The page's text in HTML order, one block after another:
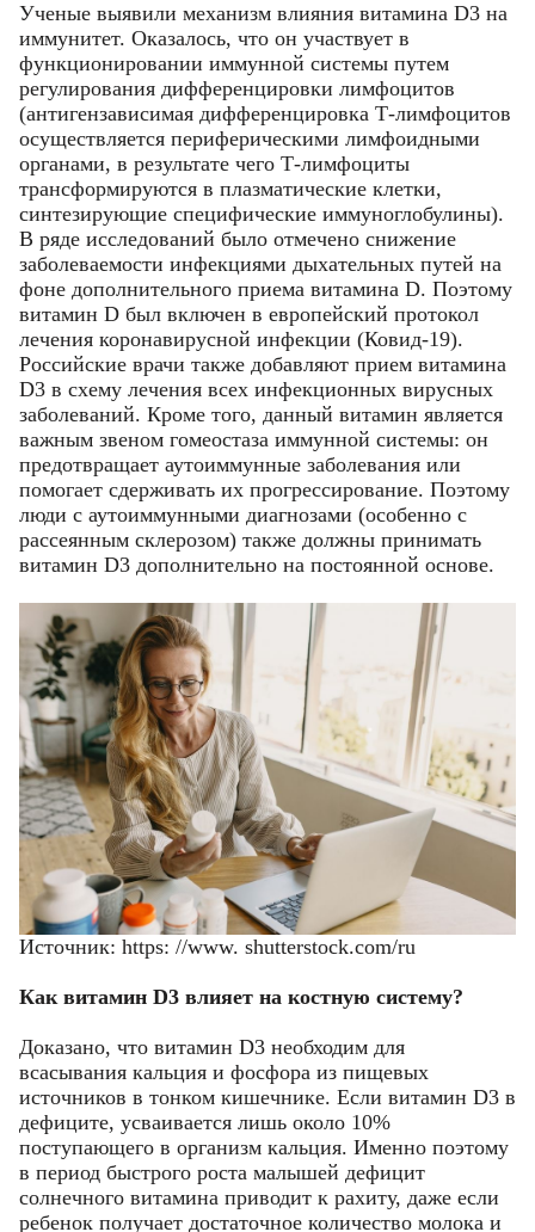
Ученые выявили механизм влияния витамина D3 на
иммунитет. Оказалось, что он участвует в
функционировании иммунной системы путем
регулирования дифференцировки лимфоцитов
(антигензависимая дифференцировка Т-лимфоцитов
осуществляется периферическими лимфоидными
органами, в результате чего Т-лимфоциты
трансформируются в плазматические клетки,
синтезирующие специфические иммуноглобулины).
В ряде исследований было отмечено снижение
заболеваемости инфекциями дыхательных путей на
фоне дополнительного приема витамина D. Поэтому
витамин D был включен в европейский протокол
лечения коронавирусной инфекции (Ковид-19).
Российские врачи также добавляют прием витамина
D3 в схему лечения всех инфекционных вирусных
заболеваний. Кроме того, данный витамин является
важным звеном гомеостаза иммунной системы: он
предотвращает аутоиммунные заболевания или
помогает сдерживать их прогрессирование. Поэтому
люди с аутоиммунными диагнозами (особенно с
рассеянным склерозом) также должны принимать
витамин D3 дополнительно на постоянной основе.
Источник: https: //www. shutterstock.com/ru
Как витамин D3 влияет на костную систему?
Доказано, что витамин D3 необходим для
всасывания кальция и фосфора из пищевых
источников в тонком кишечнике. Если витамин D3 в
дефиците, усваивается лишь около 10%
поступающего в организм кальция. Именно поэтому
в период быстрого роста малышей дефицит
солнечного витамина приводит к рахиту, даже если
ребенок получает достаточное количество молока и